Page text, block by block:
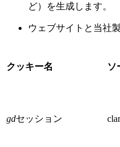
ど）を生成します。
ウェブサイトと当社
クッキー名 ソ
gdセッション